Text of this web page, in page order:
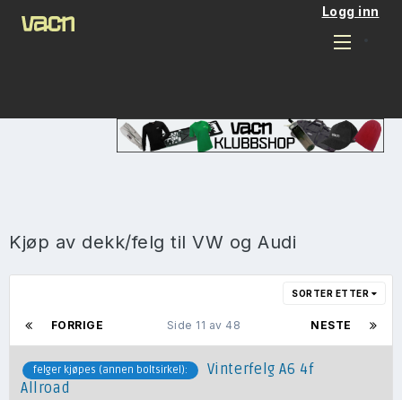
Logg inn
Kjøp av dekk/felg til VW og Audi
SORTER ETTER
FORRIGE NESTE
Side 11 av 48
felger kjøpes (annen boltsirkel):
Vinterfelg A6 4f
Allroad